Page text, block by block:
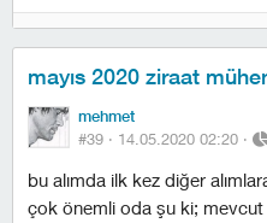
mayıs 2020 ziraat
mehmet
#39 · 14.05.2020 02:20 ·
bu alımda ilk kez diğer
çok önemli oda şu ki; mevcut